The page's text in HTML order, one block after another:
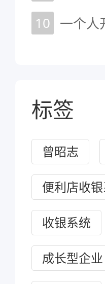
10 一个人
标签
曾昭志
便利店收
收银系统
成长型企业